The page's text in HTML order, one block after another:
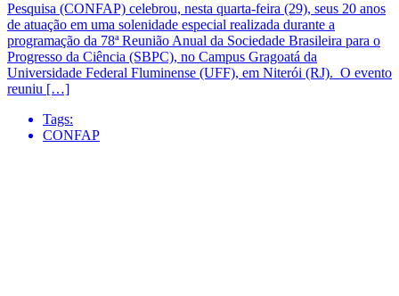
Pesquisa (CONFAP) celebrou, nesta quarta-feira (29), seus 20 anos
de atuação em uma solenidade especial realizada durante a
programação da 78ª Reunião Anual da Sociedade Brasileira para o
Progresso da Ciência (SBPC), no Campus Gragoatá da
Universidade Federal Fluminense (UFF), em Niterói (RJ). O evento
reuniu […]
Tags:
CONFAP